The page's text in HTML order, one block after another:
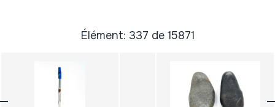
Élément: 337 de 15871